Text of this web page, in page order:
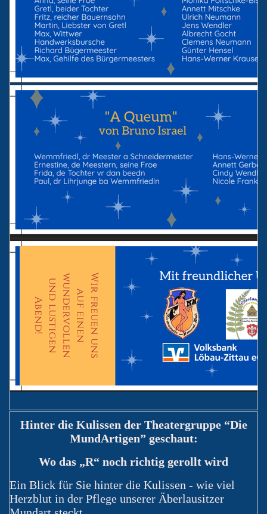
Hinter die Kulissen der Theatergruppe “Die
MundArtigen” geschaut:
Wo das „R“ noch richtig gerollt wird
Ein Blick für Sie hinter die Kulissen - wie viel
Herzblut in der Pflege unserer Äberlausitzer